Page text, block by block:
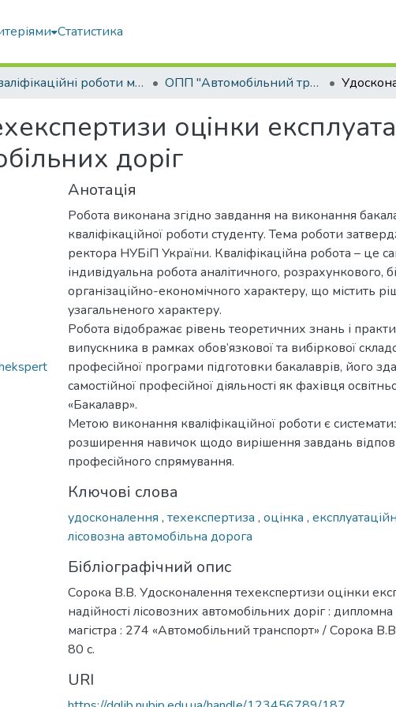
Статистика
Кваліфікаційні роботи магістрів ОПП "Автомобільний транспорт"
оцінки
доріг
Анотація
Робота виконана згідно завдання на виконання
кваліфікаційної роботи студенту. Тема роботи
ректора НУБіП України. Кваліфікаційна робота – це
індивідуальна робота аналітичного, розрахункового,
організаційно-економічного характеру, що містить
узагальненого характеру.
Робота відображає рівень теоретичних знань і
випускника в рамках обов’язкової та вибіркової
професійної програми підготовки бакалаврів, його
самостійної професійної діяльності як фахівця
«Бакалавр».
Метою виконання кваліфікаційної роботи є
розширення навичок щодо вирішення завдань
професійного спрямування.
Ключові слова
удосконалення , техекспертиза , оцінка ,
лісовозна автомобільна дорога
Бібліографічний опис
Сорока В.В. Удосконалення техекспертизи оцінки
надійності лісовозних автомобільних доріг : дипломна
магістра : 274 «Автомобільний транспорт» / Сорока
80 с.
URI